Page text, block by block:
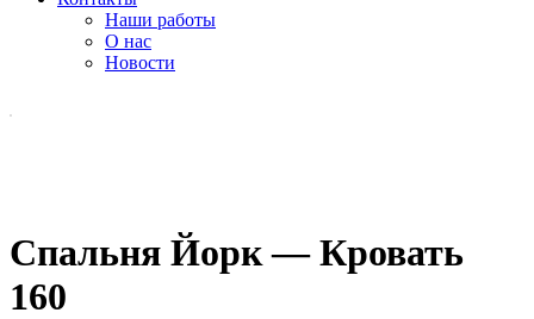
Наши работы
О нас
Новости
Спальня Йорк — Кровать
160